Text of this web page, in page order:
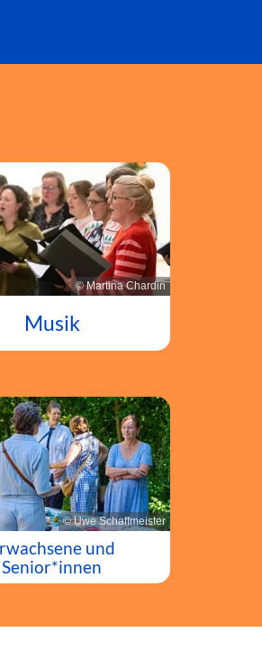
© Martina Chardin
Musik
© Uwe Schaffmeister
und
Senior*innen